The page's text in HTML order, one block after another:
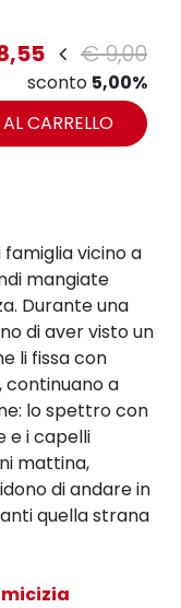
€ 9,00
sconto 5,00%
CARRELLO
famiglia vicino a
mangiate
Durante una
di aver visto un
li fissa con
continuano a
lo spettro con
e i capelli
mattina,
di andare in
quella strana